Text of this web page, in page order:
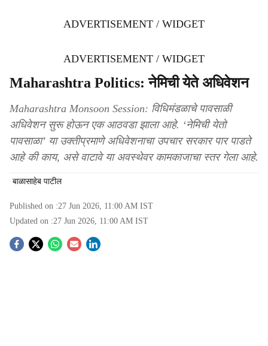
ADVERTISEMENT / WIDGET
ADVERTISEMENT / WIDGET
Maharashtra Politics: नेमिची येते अधिवेशन
Maharashtra Monsoon Session: विधिमंडळाचे पावसाळी
अधिवेशन सुरू होऊन एक आठवडा झाला आहे. ‘नेमिची येतो
पावसाळा’ या उक्तीप्रमाणे अधिवेशनाचा उपचार सरकार पार पाडते
आहे की काय, असे वाटावे या अवस्थेवर कामकाजाचा स्तर गेला आहे.
बाळासाहेब पाटील
Published on :27 Jun 2026, 11:00 AM IST
Updated on :27 Jun 2026, 11:00 AM IST
S